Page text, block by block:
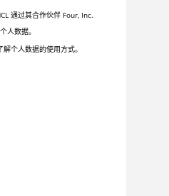
通过其合作伙伴 Four, Inc.
人数据。
解个人数据的使用方式。